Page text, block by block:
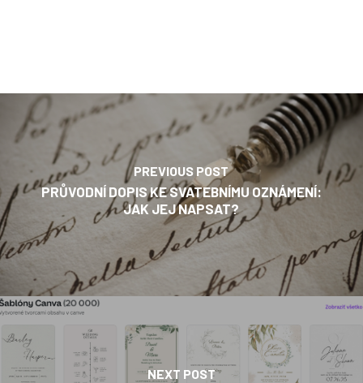
PREVIOUS POST
PRŮVODNÍ DOPIS KE SVATEBNÍMU OZNÁMENÍ:
JAK JEJ NAPSAT?
NEXT POST